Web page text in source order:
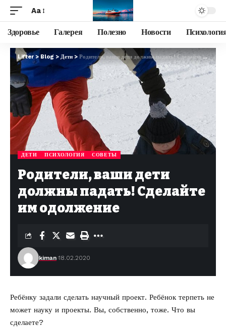
Aa
Здоровье Галерея Полезно Новости
Lifter > Blog > Дети > Родители, ваши дети должны падать! Сделайте им одолжение
ДЕТИ ПСИХОЛОГИЯ СОВЕТЫ
Родители, ваши дети
должны падать! Сделайте
им одолжение
kiman 18.02.2020
Ребёнку задали сделать научный проект. Ребёнок терпеть не
может науку и проекты. Вы, собственно, тоже. Что вы
сделаете?